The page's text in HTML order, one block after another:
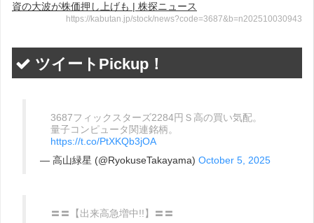
資の大波が株価押し上げも | 株探ニュース
https://kabutan.jp/stock/news?code=3687&b=n202510030943
ツイートPickup！
3687フィックスターズ2284円Ｓ高の買い気配。
量子コンピュータ関連銘柄。
https://t.co/PtXKQb3jOA
— 高山緑星 (@RyokuseTakayama) October 5, 2025
〓〓【出来高急増中!!】〓〓